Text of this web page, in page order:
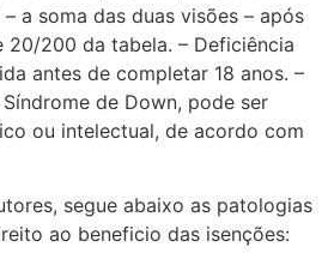
a soma das duas visões – após
20/200 da tabela. – Deficiência
antes de completar 18 anos. –
de Down, pode ser
ou intelectual, de acordo com
segue abaixo as patologias
ao beneficio das isenções: